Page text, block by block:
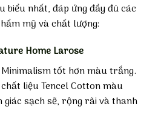
biểu nhất, đáp ứng đầy đủ các
mỹ và chất lượng:
Home Larose
Minimalism tốt hơn màu trắng.
chất liệu Tencel Cotton màu
sạch sẽ, rộng rãi và thanh